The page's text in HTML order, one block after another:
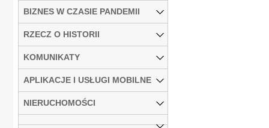
BIZNES W CZASIE PANDEMII
RZECZ O HISTORII
KOMUNIKATY
APLIKACJE I USŁUGI MOBILNE
NIERUCHOMOŚCI